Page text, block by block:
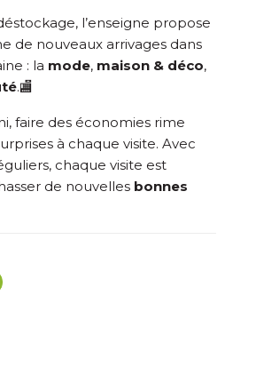
l’enseigne propose
de nouveaux arrivages dans
: la mode, maison & déco,
.🏬
faire des économies rime
à chaque visite. Avec
chaque visite est
de nouvelles bonnes